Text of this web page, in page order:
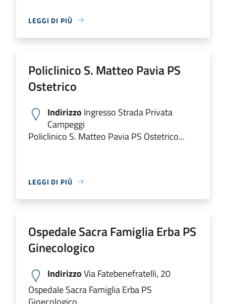
LEGGI DI PIÙ
Policlinico S. Matteo Pavia PS
Ostetrico
Indirizzo Ingresso Strada Privata
Campeggi
Policlinico S. Matteo Pavia PS Ostetrico...
LEGGI DI PIÙ
Ospedale Sacra Famiglia Erba PS
Ginecologico
IndirizzoVia Fatebenefratelli, 20
Ospedale Sacra Famiglia Erba PS